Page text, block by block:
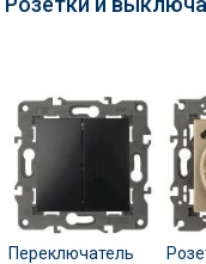
Переключатель